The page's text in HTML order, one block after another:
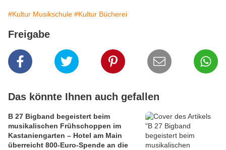
#Kultur Musikschule #Kultur Bücherei
Freigabe
Das könnte Ihnen auch gefallen
B 27 Bigband begeistert beim
musikalischen Frühschoppen im
Kastaniengarten – Hotel am Main
überreicht 800-Euro-Spende an die